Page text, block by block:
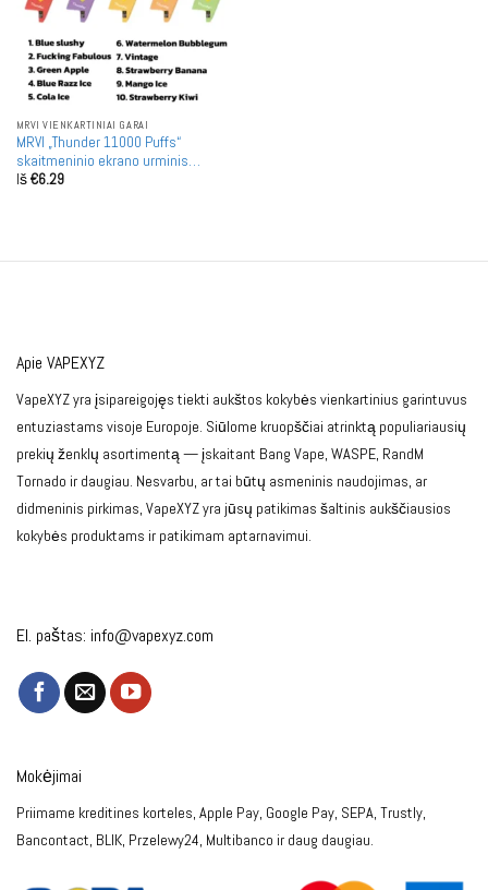
MRVI VIENKARTINIAI GARAI
MRVI „Thunder 11000 Puffs“
skaitmeninio ekrano urminis
pirkimas Įkraunamos vienkartinės
Iš€6.29
Apie VAPEXYZ
VapeXYZ yra įsipareigojęs tiekti aukštos kokybės vienkartinius garintuvus
entuziastams visoje Europoje. Siūlome kruopščiai atrinktą populiariausių
prekių ženklų asortimentą — įskaitant Bang Vape, WASPE, RandM
Tornado ir daugiau. Nesvarbu, ar tai būtų asmeninis naudojimas, ar
didmeninis pirkimas, VapeXYZ yra jūsų patikimas šaltinis aukščiausios
kokybės produktams ir patikimam aptarnavimui.
El. paštas: info@vapexyz.com
Mokėjimai
Priimame kreditines korteles, Apple Pay, Google Pay, SEPA, Trustly,
Bancontact, BLIK, Przelewy24, Multibanco ir daug daugiau.